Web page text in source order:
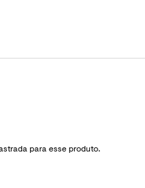
para esse produto.